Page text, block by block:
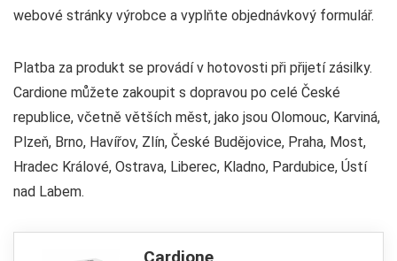
webové stránky výrobce a vyplňte objednávkový formulář.
Platba za produkt se provádí v hotovosti při přijetí zásilky.
Cardione můžete zakoupit s dopravou po celé České
republice, včetně větších měst, jako jsou Olomouc, Karviná,
Plzeň, Brno, Havířov, Zlín, České Budějovice, Praha, Most,
Hradec Králové, Ostrava, Liberec, Kladno, Pardubice, Ústí
nad Labem.
Cardione